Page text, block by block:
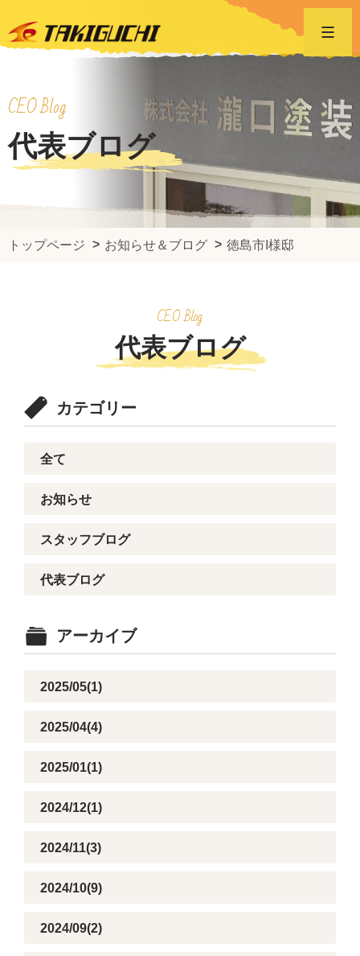
CEO Blog
代表ブログ
トップページ お知らせ＆ブログ 徳島市I様邸
CEO Blog
代表ブログ
カテゴリー
全て
お知らせ
スタッフブログ
代表ブログ
アーカイブ
2025/05(1)
2025/04(4)
2025/01(1)
2024/12(1)
2024/11(3)
2024/10(9)
2024/09(2)